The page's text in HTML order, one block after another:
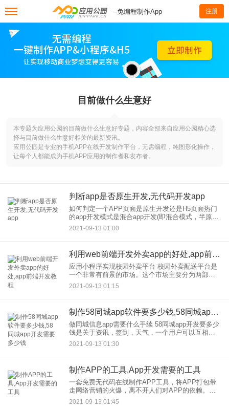
--免编程制作App 注册
目前做什么生意好
本专题为应用公园的目前做什么生意好专题，内容全部来自应用公园精心选
择与目前做什么生意好相关的最新资讯。
应用公园是专业的手机APP在线开发制作平台，无需编程，纯图形化操作，
让每个人都能成为手机APP应用的制作者和发布者。
判断app是否原生开发,无代码开发app
如何判定一个APP页面是原生开发还是H5页面热门
的app开发模式是混合app开发(即混合模式，半原生
半H5页面)。 原生的是NativeAPP H5是网络应用 在
Hybrid中，如何
2021-09-13 01:00
利用web前端开发外卖app的好处,app前端开发教程
应用小程序实现校园外卖平台 校园外卖配送平台是
一个非常有前景的市场。这个市场主要分为两部分
来运营： 在为数不多部分中，校园内的所有餐厅都
2021-09-13 01:15
制作58同城app软件要多少钱,58同城app开发需要多少钱
做同城信息app需要什么手续 58同城app开发要多少
钱是关于资讯，签到，天气，一个用户可以互相交
流的社区。 得到你的帮助后，我会这样向你解释：
首先，是安卓app的通用多少钱。我不知道
2021-09-13 01:30
制作APP的工具,App开发需要的工具
一套免费无代码在线制作APP工具，将APP打包带
走网络营销的火爆，离不开人们对APP的依赖。很
多小商家从很小的时候就萌生了制作APP为实体店
增加业务的想法，然后开发APP对于中等规模的企
2021-09-13 01:45